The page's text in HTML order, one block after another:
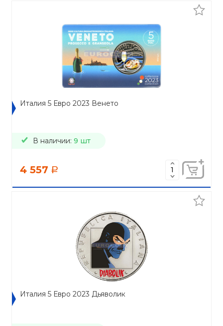
Италия 5 Евро 2023 Венето
В наличии: 9 шт
4 557 a
Италия 5 Евро 2023 Дьяволик